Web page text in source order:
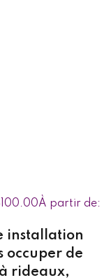
À partir de:
100.00
installation
occuper de
rideaux,